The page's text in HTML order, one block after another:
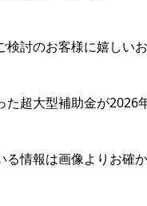
検討のお客様に嬉しい
た超大型補助金が2026
る情報は画像よりお確